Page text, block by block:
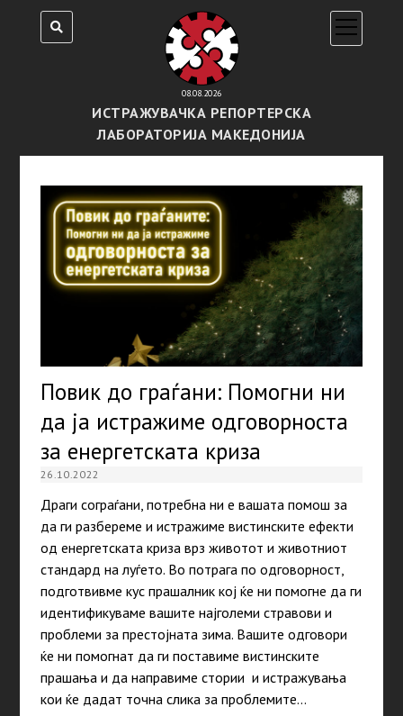
08.08.2026
ИСТРАЖУВАЧКА РЕПОРТЕРСКА
ЛАБОРАТОРИЈА МАКЕДОНИЈА
open
menu
Повик до граѓани: Помогни ни
да ја истражиме одговорноста
за енергетската криза
26.10.2022
Драги сограѓани, потребна ни е вашата помош за
да ги разбереме и истражиме вистинските ефекти
од енергетската криза врз животот и животниот
стандард на луѓето. Во потрага по одговорност,
подготвивме кус прашалник кој ќе ни помогне да ги
идентификуваме вашите најголеми стравови и
проблеми за престојната зима. Вашите одговори
ќе ни помогнат да ги поставиме вистинските
прашања и да направиме стории и истражувања
кои ќе дадат точна слика за проблемите…